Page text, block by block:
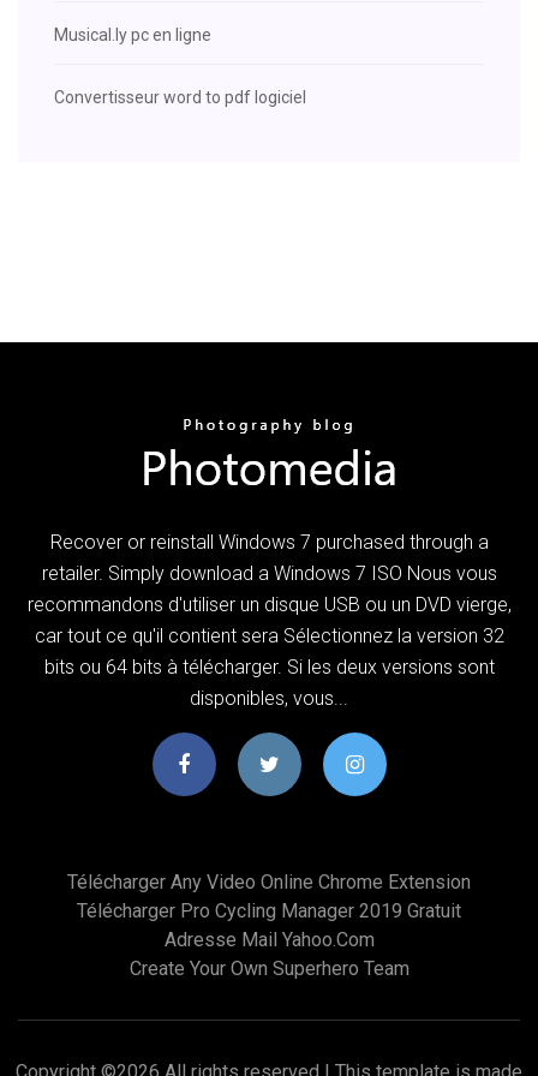
Musical.ly pc en ligne
Convertisseur word to pdf logiciel
Recover or reinstall Windows 7 purchased through a
retailer. Simply download a Windows 7 ISO Nous vous
recommandons d'utiliser un disque USB ou un DVD vierge,
car tout ce qu'il contient sera Sélectionnez la version 32
bits ou 64 bits à télécharger. Si les deux versions sont
disponibles, vous...
Télécharger Any Video Online Chrome Extension
Télécharger Pro Cycling Manager 2019 Gratuit
Adresse Mail Yahoo.com
Create Your Own Superhero Team